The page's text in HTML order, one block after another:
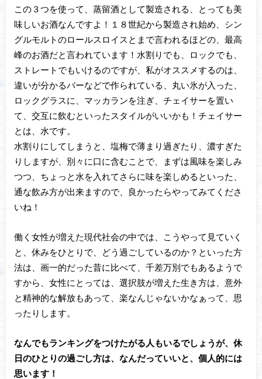
この３つを使って、蒸留酒として製造される、とっても美
味しいお酒なんですよ！１８世紀から製造され始め、シン
グルモルトのロールスロイスとまで言われるほどの、最高
峰のお酒だと言われています！水割りでも、ロックでも、
ストレートでもいけるのですが、私がオススメするのは、
違いが分かるバーなどで作られている、丸い氷が入った、
ロックグラスに、マッカランを注ぎ、チェイサーを置い
て、交互に飲むといったスタイルがいいかも！チェイサー
とは、水です。
水割りにしてしまうと、塩梅で薄まり過ぎたり、濃すぎた
りしますが、別々に口に含むことで、まずは風味を楽しみ
つつ、ちょっと水を入れてさらに味を楽しめるといった、
通な飲み方が出来ますので、良かったらやってみてくださ
いね！
働く女性が増えた現代社会の中では、こうやって見ていく
と、休みをひとりで、どう過ごしているのか？といった方
法は、画一的だった昔に比べて、千差万別でもあるようで
すから、女性にとっては、選択肢が増えた生き方は、意外
と精神的な解放もあって、楽なんじゃないかなぁって、思
ったりします。
なんでもランキングをつけたがる人もいるでしょうが、休
日のひとりの過ごし方は、なんだっていいと、個人的には
思います！